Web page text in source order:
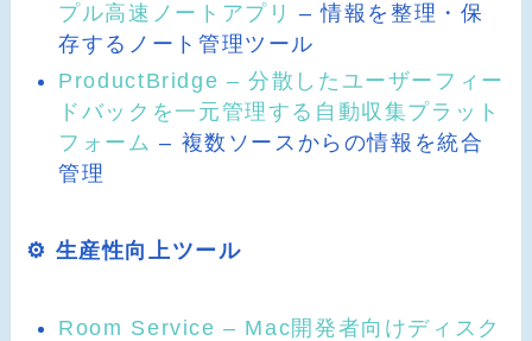
プル高速ノートアプリ – 情報を整理・保
存するノート管理ツール
ProductBridge – 分散したユーザーフィー
ドバックを一元管理する自動収集プラット
フォーム – 複数ソースからの情報を統合
管理
⚙️ 生産性向上ツール
Room Service – Mac開発者向けディスク